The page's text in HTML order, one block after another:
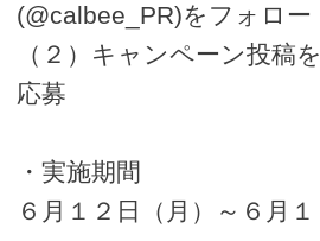
(@calbee_PR)をフォロー
（２）キャンペーン投稿
応募
・実施期間
６月１２日（月）～６月１